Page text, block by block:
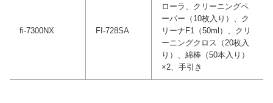
fi-7300NX FI-728SA
ローラ、クリーニングペ
ーパー（10枚入り）、ク
リーナF1（50ml）、クリ
ーニングクロス（20枚入
り）、綿棒（50本入り）
×2、手引き